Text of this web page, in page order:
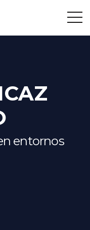
entornos